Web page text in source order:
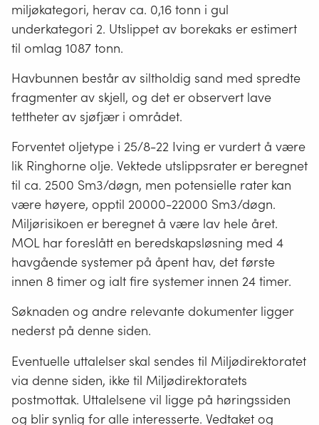
miljøkategori, herav ca. 0,16 tonn i gul
underkategori 2. Utslippet av borekaks er estimert
til omlag 1087 tonn.
Havbunnen består av siltholdig sand med spredte
fragmenter av skjell, og det er observert lave
tettheter av sjøfjær i området.
Forventet oljetype i 25/8-22 Iving er vurdert å være
lik Ringhorne olje. Vektede utslippsrater er beregnet
til ca. 2500 Sm3/døgn, men potensielle rater kan
være høyere, opptil 20000-22000 Sm3/døgn.
Miljørisikoen er beregnet å være lav hele året.
MOL har foreslått en beredskapsløsning med 4
havgående systemer på åpent hav, det første
innen 8 timer og ialt fire systemer innen 24 timer.
Søknaden og andre relevante dokumenter ligger
nederst på denne siden.
Eventuelle uttalelser skal sendes til Miljødirektoratet
via denne siden, ikke til Miljødirektoratets
postmottak. Uttalelsene vil ligge på høringssiden
og blir synlig for alle interesserte. Vedtaket og